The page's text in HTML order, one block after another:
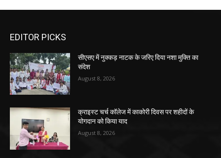
EDITOR PICKS
सीएसए में नुक्कड़ नाटक के जरिए दिया नशा मुक्ति का
संदेश
August 8, 2026
क्राइस्ट चर्च कॉलेज में काकोरी दिवस पर शहीदों के
योगदान को किया याद
August 8, 2026